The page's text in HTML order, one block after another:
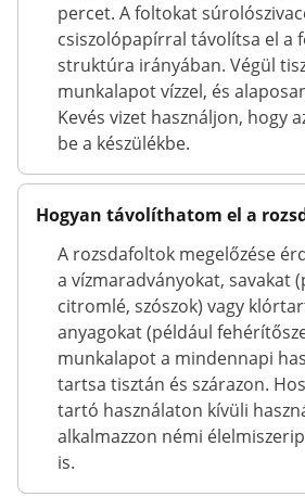
percet. A foltokat
csiszolópapírral távolítsa el a
struktúra irányában. Végül
munkalapot vízzel, és
Kevés vizet használjon, hogy
be a készülékbe.
Hogyan távolíthatom el a
A rozsdafoltok megelőzése
a vízmaradványokat, savakat
citromlé, szószok) vagy
anyagokat (például
munkalapot a mindennapi
tartsa tisztán és szárazon.
tartó használaton kívüli
alkalmazzon némi
is.